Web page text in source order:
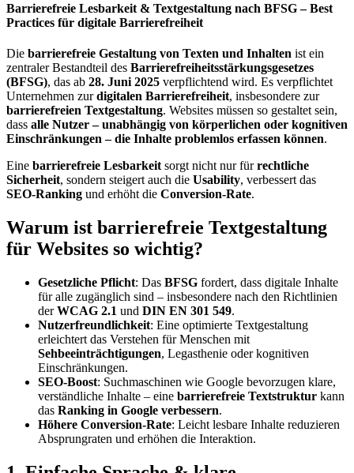
Barrierefreie Lesbarkeit & Textgestaltung nach BFSG – Best
Practices für digitale Barrierefreiheit
Die barrierefreie Gestaltung von Texten und Inhalten ist ein
zentraler Bestandteil des Barrierefreiheitsstärkungsgesetzes
(BFSG), das ab 28. Juni 2025 verpflichtend wird. Es verpflichtet
Unternehmen zurdigitalen Barrierefreiheit, insbesondere zur
barrierefreien Textgestaltung. Websites müssen so gestaltet sein,
dass alle Nutzer – unabhängig von körperlichen oder kognitiven
Einschränkungen – die Inhalte problemlos erfassen können.
Eine barrierefreie Lesbarkeit sorgt nicht nur fürrechtliche
Sicherheit, sondern steigert auch die Usability, verbessert das
SEO-Ranking und erhöht die Conversion-Rate.
Warum ist barrierefreie Textgestaltung
für Websites so wichtig?
Gesetzliche Pflicht: Das BFSG fordert, dass digitale Inhalte
für alle zugänglich sind – insbesondere nach den Richtlinien
derWCAG 2.1 und DIN EN 301 549.
Nutzerfreundlichkeit: Eine optimierte Textgestaltung
erleichtert das Verstehen für Menschen mit
Sehbeeinträchtigungen, Legasthenie oder kognitiven
Einschränkungen.
SEO-Boost: Suchmaschinen wie Google bevorzugen klare,
verständliche Inhalte – eine barrierefreie Textstruktur kann
das Ranking in Google verbessern.
Höhere Conversion-Rate: Leicht lesbare Inhalte reduzieren
Absprungraten und erhöhen die Interaktion.